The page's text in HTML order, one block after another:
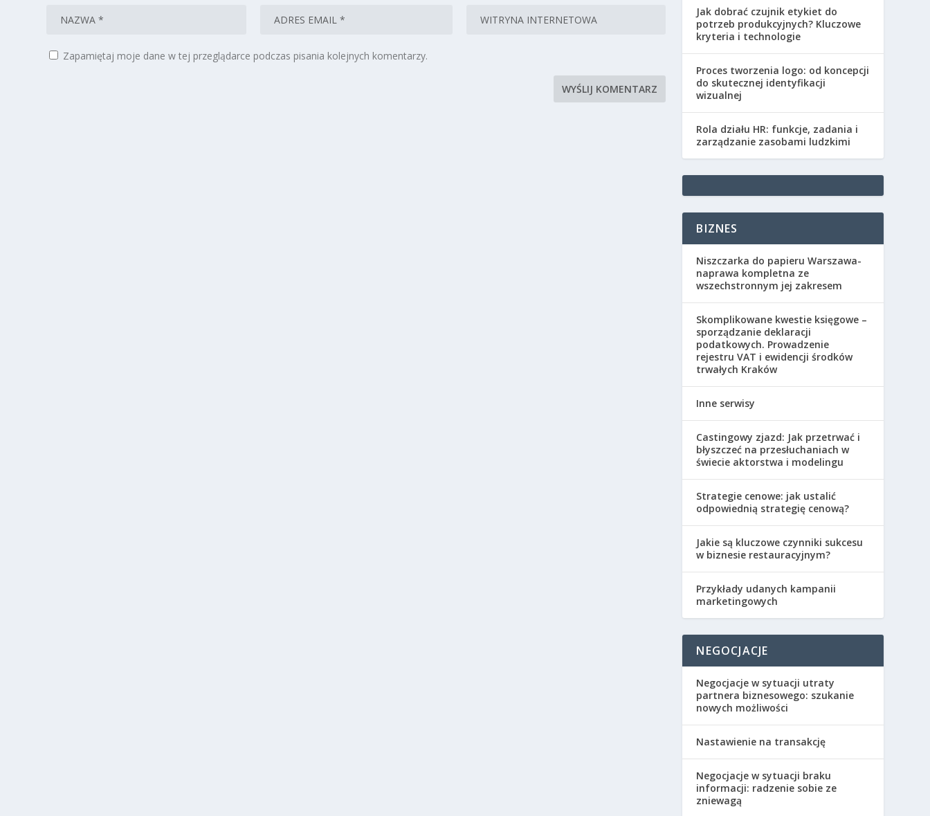
Zapamiętaj moje dane w tej przeglądarce podczas pisania kolejnych komentarzy.
Jak dobrać czujnik etykiet do
potrzeb produkcyjnych? Kluczowe
kryteria i technologie
Proces tworzenia logo: od koncepcji
do skutecznej identyfikacji
wizualnej
Rola działu HR: funkcje, zadania i
zarządzanie zasobami ludzkimi
BIZNES
Niszczarka do papieru Warszawa-
naprawa kompletna ze
wszechstronnym jej zakresem
Skomplikowane kwestie księgowe –
sporządzanie deklaracji
podatkowych. Prowadzenie
rejestru VAT i ewidencji środków
trwałych Kraków
Inne serwisy
Castingowy zjazd: Jak przetrwać i
błyszczeć na przesłuchaniach w
świecie aktorstwa i modelingu
Strategie cenowe: jak ustalić
odpowiednią strategię cenową?
Jakie są kluczowe czynniki sukcesu
w biznesie restauracyjnym?
Przykłady udanych kampanii
marketingowych
NEGOCJACJE
Negocjacje w sytuacji utraty
partnera biznesowego: szukanie
nowych możliwości
Nastawienie na transakcję
Negocjacje w sytuacji braku
informacji: radzenie sobie ze
zniewagą